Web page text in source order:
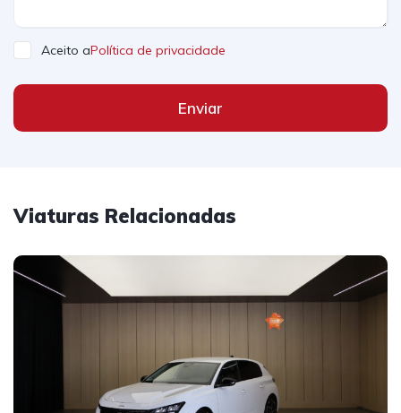
Aceito aPolítica de privacidade
Enviar
Viaturas Relacionadas